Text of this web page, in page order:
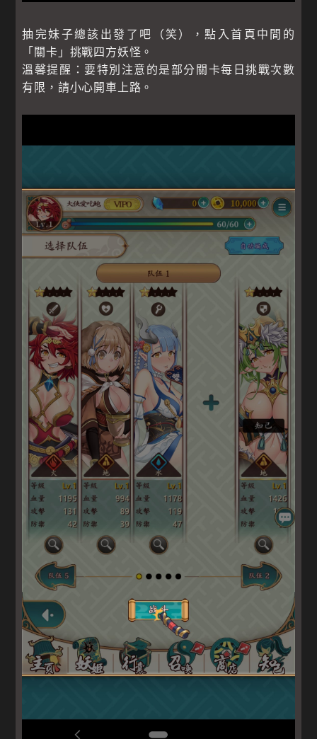
抽完妹子總該出發了吧（笑），點入首頁中間的
「關卡」挑戰四方妖怪。
溫馨提醒：要特別注意的是部分關卡每日挑戰次數
有限，請小心開車上路。